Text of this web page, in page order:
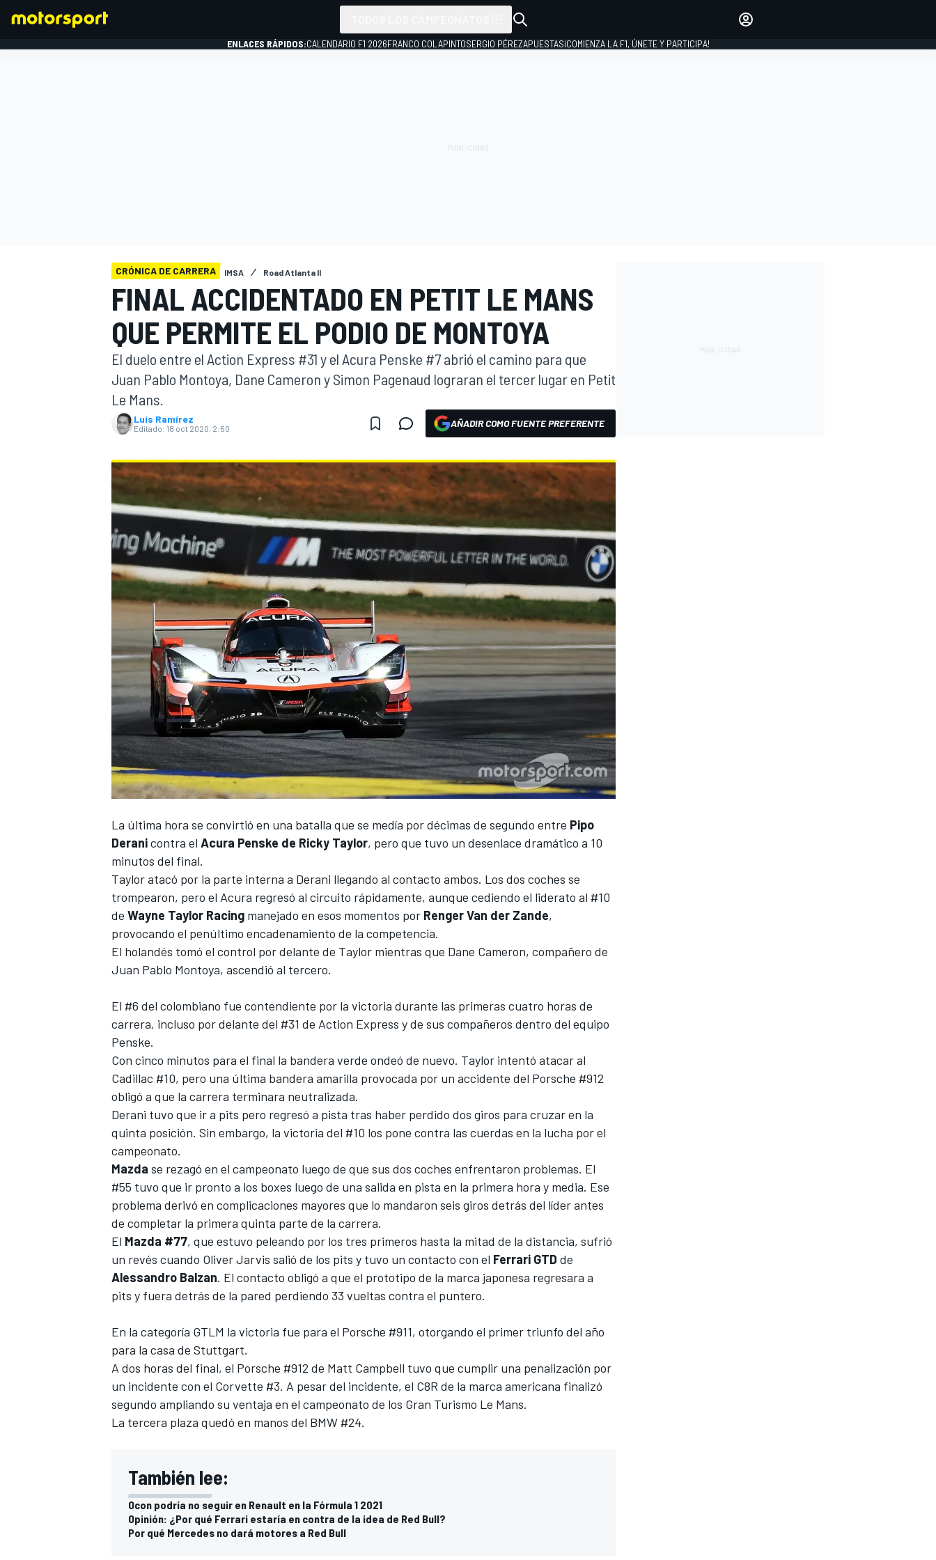
INDYCAR
MOTOGP
NASCAR CUP
FÓRMULA E
WRC
INICIAR SESIÓN
ENLACES RÁPIDOS:CALENDARIO F1 2026FRANCO COLAPINTOSERGIO PÉREZAPUESTAS¡COMIENZA LA F1, ÚNETE Y PARTICIPA!
CRÓNICA DE CARRERA IMSA Road Atlanta II
FINAL ACCIDENTADO EN PETIT LE MANS
QUE PERMITE EL PODIO DE MONTOYA
El duelo entre el Action Express #31 y el Acura Penske #7 abrió el camino para que
Juan Pablo Montoya, Dane Cameron y Simon Pagenaud lograran el tercer lugar en Petit
Le Mans.
Luis Ramírez
Editado: 18 oct 2020, 2:50 AÑADIR COMO FUENTE PREFERENTE
La última hora se convirtió en una batalla que se medía por décimas de segundo entre Pipo
Deranicontra el Acura Penske de Ricky Taylor, pero que tuvo un desenlace dramático a 10
minutos del final.
Taylor atacó por la parte interna a Derani llegando al contacto ambos. Los dos coches se
trompearon, pero el Acura regresó al circuito rápidamente, aunque cediendo el liderato al #10
de Wayne Taylor Racing manejado en esos momentos por Renger Van der Zande,
provocando el penúltimo encadenamiento de la competencia.
El holandés tomó el control por delante de Taylor mientras que Dane Cameron, compañero de
Juan Pablo Montoya, ascendió al tercero.
El #6 del colombiano fue contendiente por la victoria durante las primeras cuatro horas de
carrera, incluso por delante del #31 de Action Express y de sus compañeros dentro del equipo
Penske.
Con cinco minutos para el final la bandera verde ondeó de nuevo. Taylor intentó atacar al
Cadillac #10, pero una última bandera amarilla provocada por un accidente del Porsche #912
obligó a que la carrera terminara neutralizada.
Derani tuvo que ir a pits pero regresó a pista tras haber perdido dos giros para cruzar en la
quinta posición. Sin embargo, la victoria del #10 los pone contra las cuerdas en la lucha por el
campeonato.
Mazda se rezagó en el campeonato luego de que sus dos coches enfrentaron problemas. El
#55 tuvo que ir pronto a los boxes luego de una salida en pista en la primera hora y media. Ese
problema derivó en complicaciones mayores que lo mandaron seis giros detrás del líder antes
de completar la primera quinta parte de la carrera.
El Mazda #77, que estuvo peleando por los tres primeros hasta la mitad de la distancia, sufrió
un revés cuando Oliver Jarvis salió de los pits y tuvo un contacto con el Ferrari GTD de
Alessandro Balzan. El contacto obligó a que el prototipo de la marca japonesa regresara a
pits y fuera detrás de la pared perdiendo 33 vueltas contra el puntero.
En la categoría GTLM la victoria fue para el Porsche #911, otorgando el primer triunfo del año
para la casa de Stuttgart.
A dos horas del final, el Porsche #912 de Matt Campbell tuvo que cumplir una penalización por
un incidente con el Corvette #3. A pesar del incidente, el C8R de la marca americana finalizó
segundo ampliando su ventaja en el campeonato de los Gran Turismo Le Mans.
La tercera plaza quedó en manos del BMW #24.
También lee:
Ocon podría no seguir en Renault en la Fórmula 1 2021
Opinión: ¿Por qué Ferrari estaría en contra de la idea de Red Bull?
Por qué Mercedes no dará motores a Red Bull